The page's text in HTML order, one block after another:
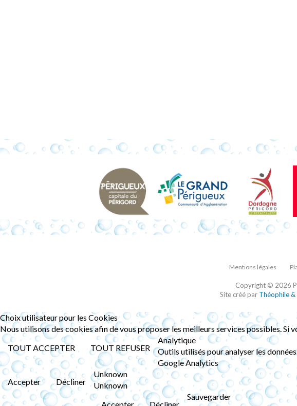
Mentions légales
Copyright © 2026
Site créé par Théophile
Choix utilisateur pour les Cookies
Nous utilisons des cookies afin de vous proposer les meilleurs services possibles.
TOUT ACCEPTER
TOUT REFUSER
Analytique
Outils utilisés pour analyser les
Google Analytics
Accepter
Décliner
Unknown
Unknown
Sauvegarder